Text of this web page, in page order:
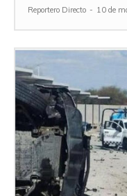
Reportero Directo - 10 de